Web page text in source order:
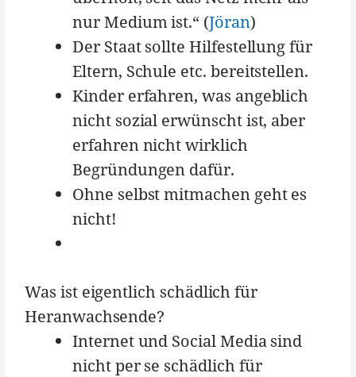
nur Medium ist.“ (Jöran)
Der Staat sollte Hilfestellung für
Eltern, Schule etc. bereitstellen.
Kinder erfahren, was angeblich
nicht sozial erwünscht ist, aber
erfahren nicht wirklich
Begründungen dafür.
Ohne selbst mitmachen geht es
nicht!
Was ist eigentlich schädlich für
Heranwachsende?
Internet und Social Media sind
nicht per se schädlich für